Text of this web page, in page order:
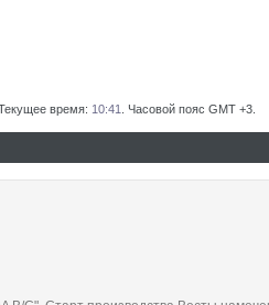
время: 10:41 . Часовой пояс GMT +3.